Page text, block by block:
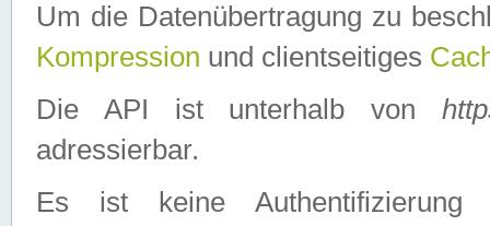
Um die Datenübertragung zu
Kompression und clientseitiges
Die API ist unterhalb von
adressierbar.
Es ist keine